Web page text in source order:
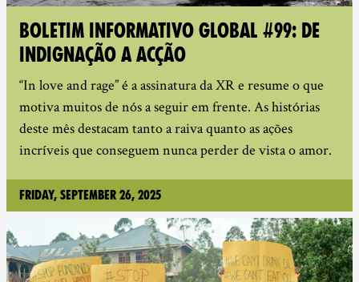
BOLETIM INFORMATIVO GLOBAL #99: DE
INDIGNAÇÃO A ACÇÃO
“In love and rage” é a assinatura da XR e resume o que
motiva muitos de nós a seguir em frente. As histórias
deste mês destacam tanto a raiva quanto as ações
incríveis que conseguem nunca perder de vista o amor.
Friday, September 26, 2025